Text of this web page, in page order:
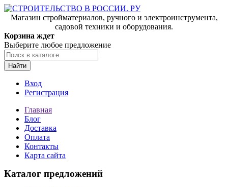
Магазин стройматериалов, ручного и электроинструмента,
садовой техники и оборудования.
Корзина ждет
Выберите любое предложение
Найти
Вход
Регистрация
Главная
Блог
Доставка
Оплата
Контакты
Карта сайта
Каталог предложений